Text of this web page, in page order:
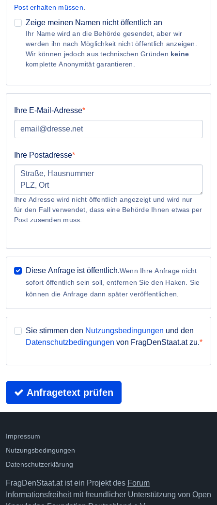
Post erhalten müssen
Zeige meinen Namen nicht öffentlich an
Ihr Name wird an die Behörde gesendet, aber wir
werden ihn nach Möglichkeit nicht öffentlich anzeigen.
Wir können jedoch aus technischen Gründen keine
komplette Anonymität garantieren.
Ihre E-Mail-Adresse
Ihre Postadresse
Ihre Adresse wird nicht öffentlich angezeigt und wird nur
für den Fall verwendet, dass eine Behörde Ihnen etwas per
Post zusenden muss.
Diese Anfrage ist öffentlich.Wenn Ihre Anfrage nicht
sofort öffentlich sein soll, entfernen Sie den Haken. Sie
können die Anfrage dann später veröffentlichen.
Sie stimmen den Nutzungsbedingungen und den
Datenschutzbedingungen von FragDenStaat.at zu.
Anfragetext prüfen
Impressum
Nutzungsbedingungen
Datenschutzerklärung
FragDenStaat.at ist ein Projekt des Forum
Informationsfreiheitmit freundlicher Unterstützung von Open